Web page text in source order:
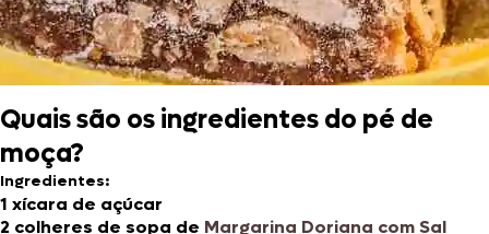
Quais são os ingredientes do pé de
moça?
Ingredientes:
1 xícara de açúcar
2 colheres de sopa de Margarina Doriana com Sal